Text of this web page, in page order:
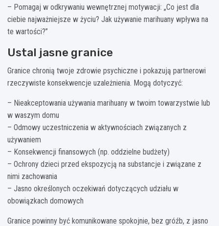
– Pomagaj w odkrywaniu wewnętrznej motywacji: „Co jest dla
ciebie najważniejsze w życiu? Jak używanie marihuany wpływa na
te wartości?”
Ustal jasne granice
Granice chronią twoje zdrowie psychiczne i pokazują partnerowi
rzeczywiste konsekwencje uzależnienia. Mogą dotyczyć:
– Nieakceptowania używania marihuany w twoim towarzystwie lub
w waszym domu
– Odmowy uczestniczenia w aktywnościach związanych z
używaniem
– Konsekwencji finansowych (np. oddzielne budżety)
– Ochrony dzieci przed ekspozycją na substancje i związane z
nimi zachowania
– Jasno określonych oczekiwań dotyczących udziału w
obowiązkach domowych
Granice powinny być komunikowane spokojnie, bez gróźb, z jasno